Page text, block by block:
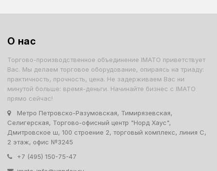
О нас
Торгово-производственное объединение IMATO приветствует
Вас. Мы делаем торговое оборудование, опираясь на триаду:
практичность, прочность, цена. Не задерживаем Вас ни
минутой больше: время-деньги. Начинайте бизнес с IMATO
прямо сейчас!
Метро Петровско-Разумовская, Тимирязевская,
Селигерская, Торгово-офисный центр "Норд Хаус",
Дмитровское ш, 100 строение 2, торговый комплекс, линия С,
2 этаж, офис №3245
+7 (495) 150-75-47